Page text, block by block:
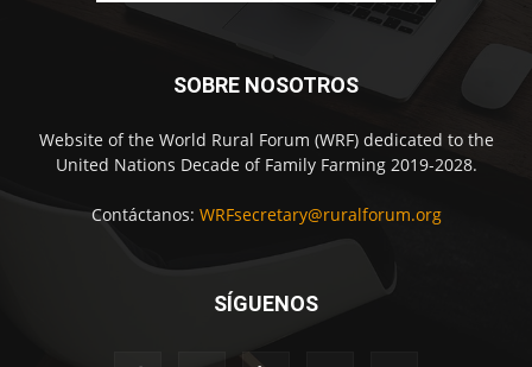
SOBRE NOSOTROS
Website of the World Rural Forum (WRF) dedicated to the
United Nations Decade of Family Farming 2019-2028.
Contáctanos: WRFsecretary@ruralforum.org
SÍGUENOS